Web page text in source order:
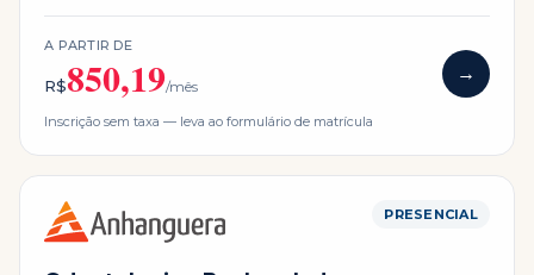
A PARTIR DE
R$850,19/mês
→
Inscrição sem taxa — leva ao formulário de matrícula
PRESENCIAL